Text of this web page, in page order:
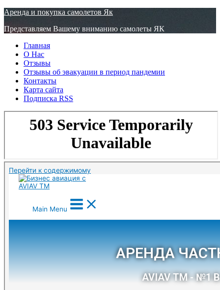
Аренда и покупка самолетов Як
Представляем Вашему вниманию самолеты ЯК
Главная
О Нас
Отзывы
Отзывы об эвакуации в период пандемии
Контакты
Карта сайта
Подписка RSS
Узнать больше. Хорошо, спасибо